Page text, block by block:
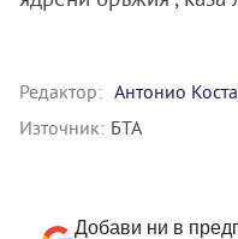
Редактор: Антонио
Източник: БТА
Добави ни в